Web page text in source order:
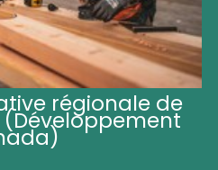
régionale de